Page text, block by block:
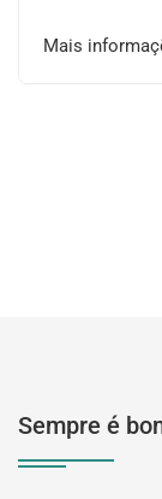
Mais
Sempre é